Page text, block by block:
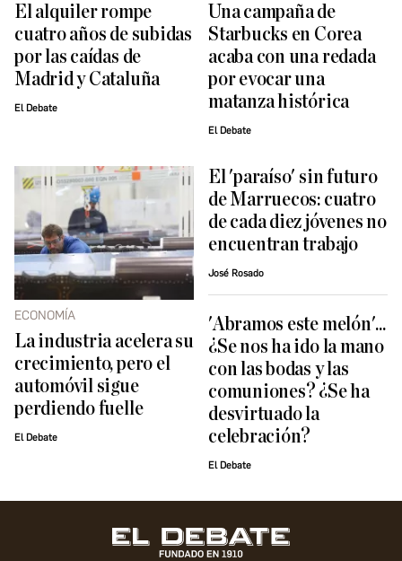
El alquiler rompe
cuatro años de subidas
por las caídas de
Madrid y Cataluña
El Debate
Una campaña de
Starbucks en Corea
acaba con una redada
por evocar una
matanza histórica
El Debate
ECONOMÍA
La industria acelera su
crecimiento, pero el
automóvil sigue
perdiendo fuelle
El Debate
El 'paraíso' sin futuro
de Marruecos: cuatro
de cada diez jóvenes no
encuentran trabajo
José Rosado
'Abramos este melón'...
¿Se nos ha ido la mano
con las bodas y las
comuniones? ¿Se ha
desvirtuado la
celebración?
El Debate